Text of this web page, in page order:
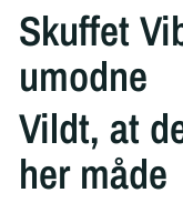
Skuffet
umodne
Vildt, at
her måde